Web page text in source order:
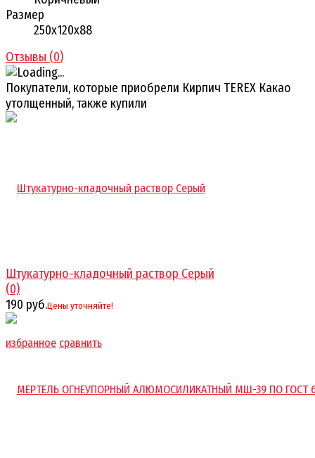
Размер
250х120х88
Отзывы (0)
Покупатели, которые приобрели Кирпич TEREX Какао
утолщенный, также купили
избранное сравнить
Штукатурно-кладочный раствор Серый
(0)
190 руб.Цены уточняйте!